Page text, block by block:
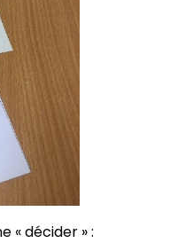
« décider » :